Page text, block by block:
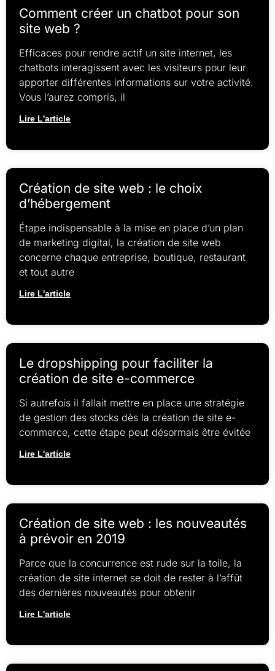
Comment créer un chatbot pour son
site web ?
Efficaces pour rendre actif un site internet, les
chatbots interagissent avec les visiteurs pour leur
apporter différentes informations sur votre activité.
Vous l’aurez compris, il
Lire L'article
Création de site web : le choix
d’hébergement
Étape indispensable à la mise en place d’un plan
de marketing digital, la création de site web
concerne chaque entreprise, boutique, restaurant
et tout autre
Lire L'article
Le dropshipping pour faciliter la
création de site e-commerce
Si autrefois il fallait mettre en place une stratégie
de gestion des stocks dès la création de site e-
commerce, cette étape peut désormais être évitée
Lire L'article
Création de site web : les nouveautés
à prévoir en 2019
Parce que la concurrence est rude sur la toile, la
création de site internet se doit de rester à l’affût
des dernières nouveautés pour obtenir
Lire L'article